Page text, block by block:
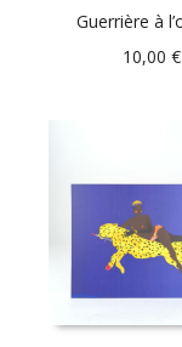
Guerrière à
10,00 €